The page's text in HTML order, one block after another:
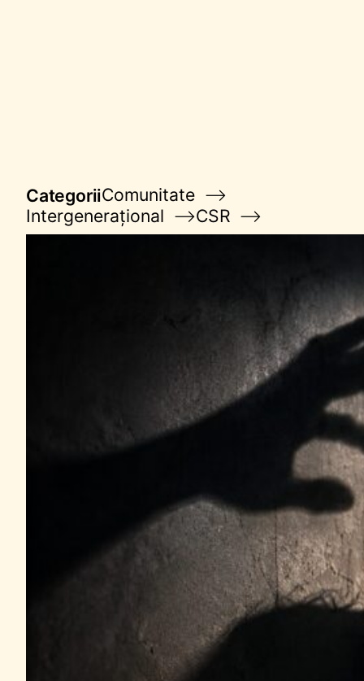
CategoriiComunitate
Intergenerațional
CSR